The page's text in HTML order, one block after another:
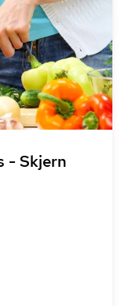
- Skjern